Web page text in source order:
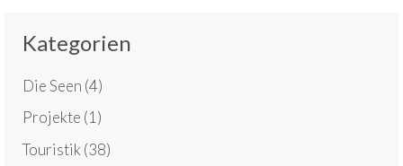
Kategorien
Die Seen (4)
Projekte (1)
Touristik (38)